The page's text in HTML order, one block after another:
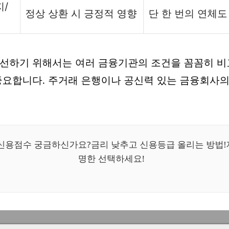
/
정상 상환 시 긍정적 영향 단 한 번의 연체
하기 위해서는 여러 금융기관의 조건을 꼼꼼히
합니다. 주거래 은행이나 공신력 있는 금융회사
용점수 궁금하신가요?금리 낮추고 신용등급 올리는 방법
명한 선택하세요!